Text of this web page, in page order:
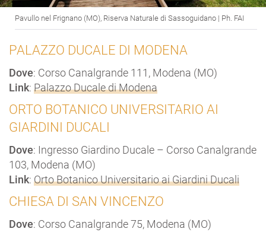
Pavullo nel Frignano (MO), Riserva Naturale di Sassoguidano | Ph. FAI
PALAZZO DUCALE DI MODENA
Dove: Corso Canalgrande 111, Modena (MO)
Link: Palazzo Ducale di Modena
ORTO BOTANICO UNIVERSITARIO AI
GIARDINI DUCALI
Dove: Ingresso Giardino Ducale – Corso Canalgrande
103, Modena (MO)
Link: Orto Botanico Universitario ai Giardini Ducali
CHIESA DI SAN VINCENZO
Dove: Corso Canalgrande 75, Modena (MO)